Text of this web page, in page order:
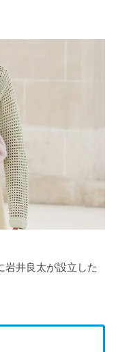
岩井良太が設立した